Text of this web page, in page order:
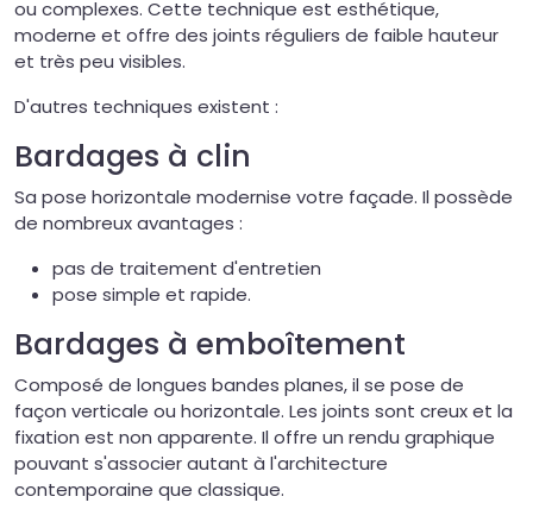
ou complexes. Cette technique est esthétique,
moderne et offre des joints réguliers de faible hauteur
et très peu visibles.
D'autres techniques existent :
Bardages à clin
Sa pose horizontale modernise votre façade. Il possède
de nombreux avantages :
pas de traitement d'entretien
pose simple et rapide.
Bardages à emboîtement
Composé de longues bandes planes, il se pose de
façon verticale ou horizontale. Les joints sont creux et la
fixation est non apparente. Il offre un rendu graphique
pouvant s'associer autant à l'architecture
contemporaine que classique.